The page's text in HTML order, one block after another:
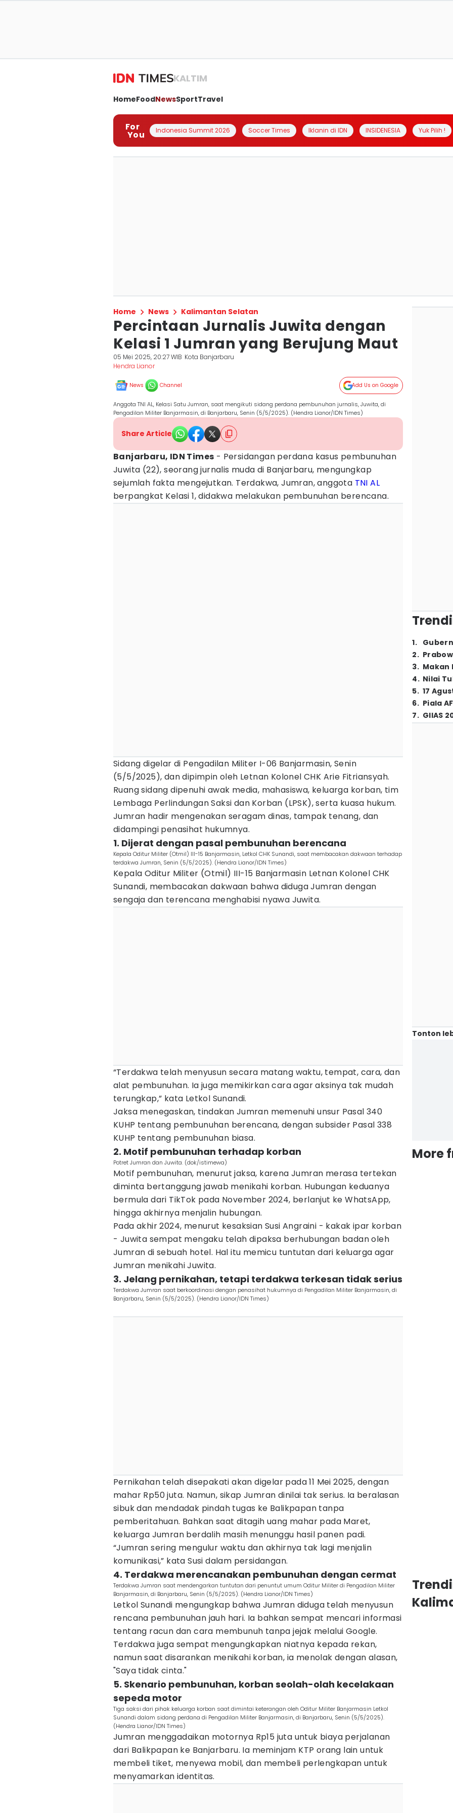
KALTIM
HomeFoodNewsSportTravel
For
You Indonesia Summit 2026 Soccer Times Iklanin di IDN INSIDENESIA Yuk Pilih !
Home News Kalimantan Selatan
Percintaan Jurnalis Juwita dengan
Kelasi 1 Jumran yang Berujung Maut
05 Mei 2025, 20:27 WIB Kota Banjarbaru
Hendra Lianor
News Channel Add Us on Google
Anggota TNI AL, Kelasi Satu Jumran, saat mengikuti sidang perdana pembunuhan jurnalis, Juwita, di
Pengadilan Militer Banjarmasin, di Banjarbaru, Senin (5/5/2025). (Hendra Lianor/IDN Times)
Share Article
Banjarbaru, IDN Times - Persidangan perdana kasus pembunuhan
Juwita (22), seorang jurnalis muda di Banjarbaru, mengungkap
sejumlah fakta mengejutkan. Terdakwa, Jumran, anggota TNI AL
berpangkat Kelasi 1, didakwa melakukan pembunuhan berencana.
Sidang digelar di Pengadilan Militer I-06 Banjarmasin, Senin
(5/5/2025), dan dipimpin oleh Letnan Kolonel CHK Arie Fitriansyah.
Ruang sidang dipenuhi awak media, mahasiswa, keluarga korban, tim
Lembaga Perlindungan Saksi dan Korban (LPSK), serta kuasa hukum.
Jumran hadir mengenakan seragam dinas, tampak tenang, dan
didampingi penasihat hukumnya.
1. Dijerat dengan pasal pembunuhan berencana
Kepala Oditur Militer (Otmil) III-15 Banjarmasin, Letkol CHK Sunandi, saat membacakan dakwaan terhadap
terdakwa Jumran, Senin (5/5/2025). (Hendra Lianor/IDN Times)
Kepala Oditur Militer (Otmil) III-15 Banjarmasin Letnan Kolonel CHK
Sunandi, membacakan dakwaan bahwa diduga Jumran dengan
sengaja dan terencana menghabisi nyawa Juwita.
“Terdakwa telah menyusun secara matang waktu, tempat, cara, dan
alat pembunuhan. Ia juga memikirkan cara agar aksinya tak mudah
terungkap,” kata Letkol Sunandi.
Jaksa menegaskan, tindakan Jumran memenuhi unsur Pasal 340
KUHP tentang pembunuhan berencana, dengan subsider Pasal 338
KUHP tentang pembunuhan biasa.
2. Motif pembunuhan terhadap korban
Potret Jumran dan Juwita. (dok/istimewa)
Motif pembunuhan, menurut jaksa, karena Jumran merasa tertekan
diminta bertanggung jawab menikahi korban. Hubungan keduanya
bermula dari TikTok pada November 2024, berlanjut ke WhatsApp,
hingga akhirnya menjalin hubungan.
Pada akhir 2024, menurut kesaksian Susi Angraini - kakak ipar korban
- Juwita sempat mengaku telah dipaksa berhubungan badan oleh
Jumran di sebuah hotel. Hal itu memicu tuntutan dari keluarga agar
Jumran menikahi Juwita.
3. Jelang pernikahan, tetapi terdakwa terkesan tidak serius
Terdakwa Jumran saat berkoordinasi dengan penasihat hukumnya di Pengadilan Militer Banjarmasin, di
Banjarbaru, Senin (5/5/2025). (Hendra Lianor/IDN Times)
Pernikahan telah disepakati akan digelar pada 11 Mei 2025, dengan
mahar Rp50 juta. Namun, sikap Jumran dinilai tak serius. Ia beralasan
sibuk dan mendadak pindah tugas ke Balikpapan tanpa
pemberitahuan. Bahkan saat ditagih uang mahar pada Maret,
keluarga Jumran berdalih masih menunggu hasil panen padi.
“Jumran sering mengulur waktu dan akhirnya tak lagi menjalin
komunikasi,” kata Susi dalam persidangan.
4. Terdakwa merencanakan pembunuhan dengan cermat
Terdakwa Jumran saat mendengarkan tuntutan dari penuntut umum Oditur Militer di Pengadilan Militer
Banjarmasin, di Banjarbaru, Senin (5/5/2025). (Hendra Lianor/IDN Times)
Letkol Sunandi mengungkap bahwa Jumran diduga telah menyusun
rencana pembunuhan jauh hari. Ia bahkan sempat mencari informasi
tentang racun dan cara membunuh tanpa jejak melalui Google.
Terdakwa juga sempat mengungkapkan niatnya kepada rekan,
namun saat disarankan menikahi korban, ia menolak dengan alasan,
"Saya tidak cinta."
5. Skenario pembunuhan, korban seolah-olah kecelakaan
sepeda motor
Tiga saksi dari pihak keluarga korban saat dimintai keterangan oleh Oditur Militer Banjarmasin Letkol
Sunandi dalam sidang perdana di Pengadilan Militer Banjarmasin, di Banjarbaru, Senin (5/5/2025).
(Hendra Lianor/IDN Times)
Jumran menggadaikan motornya Rp15 juta untuk biaya perjalanan
dari Balikpapan ke Banjarbaru. Ia meminjam KTP orang lain untuk
membeli tiket, menyewa mobil, dan membeli perlengkapan untuk
menyamarkan identitas.
1.
2.
3. Makan
4. Nilai
5. 17
6. Piala
7. GIIAS
Tonton
More